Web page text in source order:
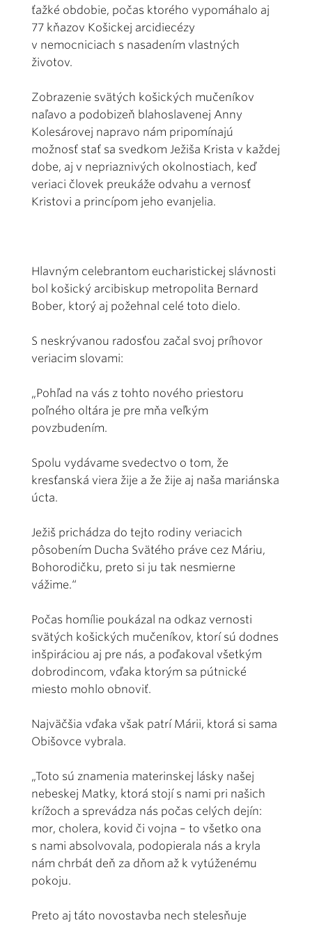
ťažké obdobie, počas ktorého vypomáhalo aj
77 kňazov Košickej arcidiecézy
v nemocniciach s nasadením vlastných
životov.
Zobrazenie svätých košických mučeníkov
naľavo a podobizeň blahoslavenej Anny
Kolesárovej napravo nám pripomínajú
možnosť stať sa svedkom Ježiša Krista v každej
dobe, aj v nepriaznivých okolnostiach, keď
veriaci človek preukáže odvahu a vernosť
Kristovi a princípom jeho evanjelia.
Hlavným celebrantom eucharistickej slávnosti
bol košický arcibiskup metropolita Bernard
Bober, ktorý aj požehnal celé toto dielo.
S neskrývanou radosťou začal svoj príhovor
veriacim slovami:
„Pohľad na vás z tohto nového priestoru
poľného oltára je pre mňa veľkým
povzbudením.
Spolu vydávame svedectvo o tom, že
kresťanská viera žije a že žije aj naša mariánska
úcta.
Ježiš prichádza do tejto rodiny veriacich
pôsobením Ducha Svätého práve cez Máriu,
Bohorodičku, preto si ju tak nesmierne
vážime.“
Počas homílie poukázal na odkaz vernosti
svätých košických mučeníkov, ktorí sú dodnes
inšpiráciou aj pre nás, a poďakoval všetkým
dobrodincom, vďaka ktorým sa pútnické
miesto mohlo obnoviť.
Najväčšia vďaka však patrí Márii, ktorá si sama
Obišovce vybrala.
„Toto sú znamenia materinskej lásky našej
nebeskej Matky, ktorá stojí s nami pri našich
krížoch a sprevádza nás počas celých dejín:
mor, cholera, kovid či vojna – to všetko ona
s nami absolvovala, podopierala nás a kryla
nám chrbát deň za dňom až k vytúženému
pokoju.
Preto aj táto novostavba nech stelesňuje